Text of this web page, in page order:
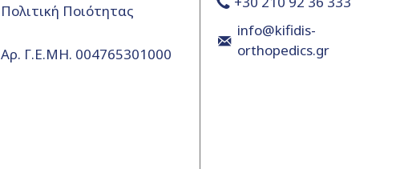
Πολιτική Ποιότητας
Αρ. Γ.Ε.ΜΗ. 004765301000
info@kifidis-
orthopedics.gr